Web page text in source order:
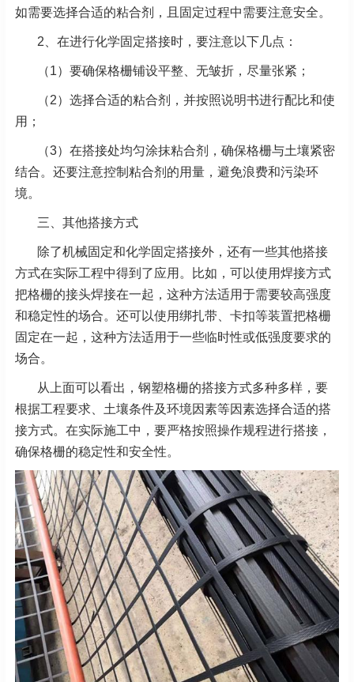
如需要选择合适的粘合剂，且固定过程中需要注意安全。
2、在进行化学固定搭接时，要注意以下几点：
（1）要确保格栅铺设平整、无皱折，尽量张紧；
（2）选择合适的粘合剂，并按照说明书进行配比和使
用；
（3）在搭接处均匀涂抹粘合剂，确保格栅与土壤紧密
结合。还要注意控制粘合剂的用量，避免浪费和污染环
境。
三、其他搭接方式
除了机械固定和化学固定搭接外，还有一些其他搭接
方式在实际工程中得到了应用。比如，可以使用焊接方式
把格栅的接头焊接在一起，这种方法适用于需要较高强度
和稳定性的场合。还可以使用绑扎带、卡扣等装置把格栅
固定在一起，这种方法适用于一些临时性或低强度要求的
场合。
从上面可以看出，钢塑格栅的搭接方式多种多样，要
根据工程要求、土壤条件及环境因素等因素选择合适的搭
接方式。在实际施工中，要严格按照操作规程进行搭接，
确保格栅的稳定性和安全性。